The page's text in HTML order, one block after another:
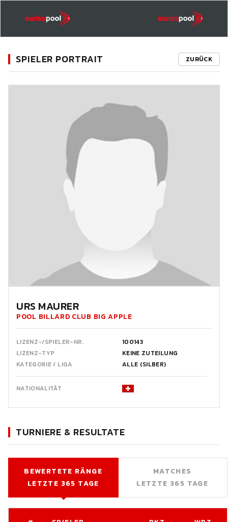
SPIELER PORTRAIT ZURÜCK
URS MAURER
POOL BILLARD CLUB BIG APPLE
LIZENZ-/SPIELER-NR.
100143
LIZENZ-TYP
KEINE ZUTEILUNG
KATEGORIE / LIGA
ALLE (SILBER)
NATIONALITÄT
TURNIERE & RESULTATE
BEWERTETE RÄNGE
LETZTE 365 TAGE
MATCHES
LETZTE 365 TAGE